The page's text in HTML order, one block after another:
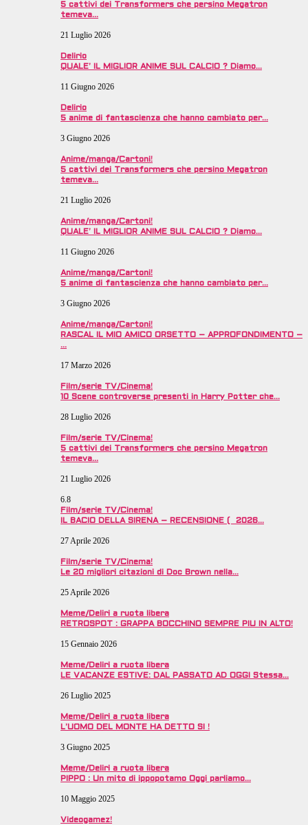
5 cattivi dei Transformers che persino Megatron
temeva…
21 Luglio 2026
Delirio
QUALE’ IL MIGLIOR ANIME SUL CALCIO ? Diamo…
11 Giugno 2026
Delirio
5 anime di fantascienza che hanno cambiato per…
3 Giugno 2026
Anime/manga/Cartoni!
5 cattivi dei Transformers che persino Megatron
temeva…
21 Luglio 2026
Anime/manga/Cartoni!
QUALE’ IL MIGLIOR ANIME SUL CALCIO ? Diamo…
11 Giugno 2026
Anime/manga/Cartoni!
5 anime di fantascienza che hanno cambiato per…
3 Giugno 2026
Anime/manga/Cartoni!
RASCAL IL MIO AMICO ORSETTO – APPROFONDIMENTO –
…
17 Marzo 2026
Film/serie TV/Cinema!
10 Scene controverse presenti in Harry Potter che…
28 Luglio 2026
Film/serie TV/Cinema!
5 cattivi dei Transformers che persino Megatron
temeva…
21 Luglio 2026
6.8
Film/serie TV/Cinema!
IL BACIO DELLA SIRENA – RECENSIONE ( 2026…
27 Aprile 2026
Film/serie TV/Cinema!
Le 20 migliori citazioni di Doc Brown nella…
25 Aprile 2026
Meme/Deliri a ruota libera
RETROSPOT : GRAPPA BOCCHINO SEMPRE PIU IN ALTO!
15 Gennaio 2026
Meme/Deliri a ruota libera
LE VACANZE ESTIVE: DAL PASSATO AD OGGI Stessa…
26 Luglio 2025
Meme/Deliri a ruota libera
L’UOMO DEL MONTE HA DETTO SI !
3 Giugno 2025
Meme/Deliri a ruota libera
PIPPO : Un mito di ippopotamo Oggi parliamo…
10 Maggio 2025
Videogamez!